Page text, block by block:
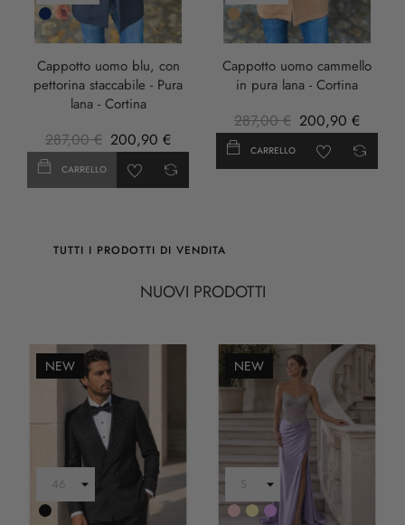
Blu
Scuro
Cappotto uomo blu, con
pettorina staccabile - Pura
lana - Cortina
287,00 € 200,90 €
CARRELLO
Cammello
Cappotto uomo cammello
in pura lana - Cortina
287,00 € 200,90 €
CARRELLO
TUTTI I PRODOTTI DI VENDITA
NUOVI PRODOTTI
NEW
Nero
NEW
RosaOroLILLA